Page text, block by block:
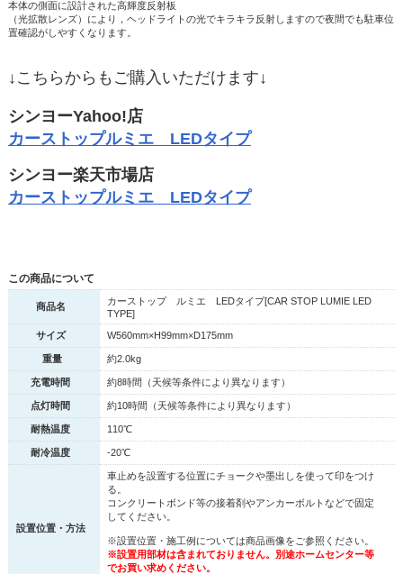
本体の側面に設計された高輝度反射板
（光拡散レンズ）により，ヘッドライトの光でキラキラ反射しますので夜間でも駐車位
置確認がしやすくなります。
↓こちらからもご購入いただけます↓
シンヨーYahoo!店
カーストップルミエ LEDタイプ
シンヨー楽天市場店
カーストップルミエ LEDタイプ
この商品について
商品名
カーストップ ルミエ LEDタイプ[CAR STOP LUMIE LED
TYPE]
サイズ
W560mm×H99mm×D175mm
重量 約2.0kg
充電時間 約8時間（天候等条件により異なります）
点灯時間 約10時間（天候等条件により異なります）
耐熱温度 110℃
耐冷温度 -20℃
設置位置・方法
車止めを設置する位置にチョークや墨出しを使って印をつけ
る。
コンクリートボンド等の接着剤やアンカーボルトなどで固定
してください。
※設置位置・施工例については商品画像をご参照ください。
※設置用部材は含まれておりません。別途ホームセンター等
でお買い求めください。